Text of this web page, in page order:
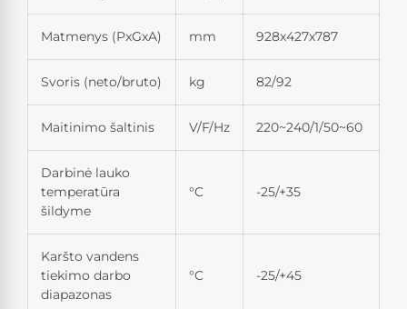
Matmenys (PxGxA) mm 928x427x787
Svoris (neto/bruto) kg 82/92
Maitinimo šaltinis V/F/Hz 220~240/1/50~60
Darbinė lauko
temperatūra
šildyme
°C -25/+35
Karšto vandens
tiekimo darbo
diapazonas
°C -25/+45